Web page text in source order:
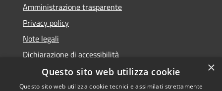
Amministrazione trasparente
Privacy policy
Note legali
Dichiarazione di accessibilità
×
Questo sito web utilizza cookie
Questo sito web utilizza cookie tecnici e assimilati strettamente